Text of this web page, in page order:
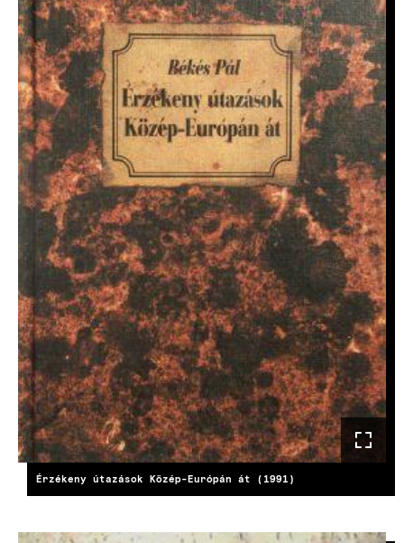
Érzékeny útazások Közép-Európán át (1991)